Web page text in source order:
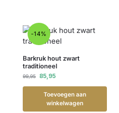
-14%
Barkruk hout zwart
traditioneel
99,95 85,95
Toevoegen aan
winkelwagen